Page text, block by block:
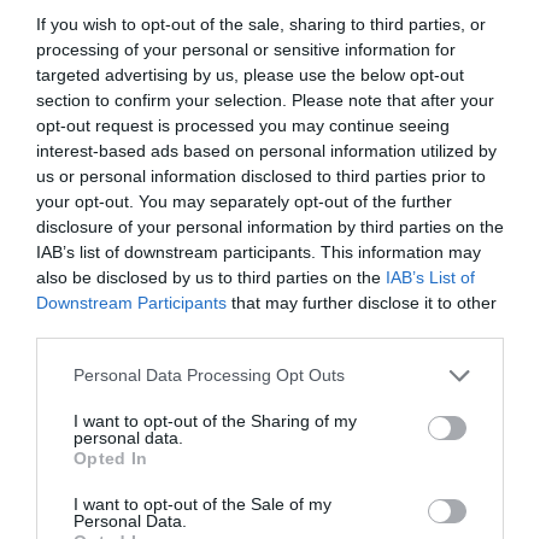
If you wish to opt-out of the sale, sharing to third parties, or
processing of your personal or sensitive information for
targeted advertising by us, please use the below opt-out
section to confirm your selection. Please note that after your
opt-out request is processed you may continue seeing
interest-based ads based on personal information utilized by
us or personal information disclosed to third parties prior to
your opt-out. You may separately opt-out of the further
disclosure of your personal information by third parties on the
IAB’s list of downstream participants. This information may
also be disclosed by us to third parties on the IAB’s List of
Downstream Participants that may further disclose it to other
Please note that this website/app uses one or more Google
not limited to your visit or usage behaviour. You may click to
grant or deny consent to Google and its third-party tags to
use your data for below specified purposes in below Google
consent section.
Personal Data Processing Opt Outs
I want to opt-out of the Sharing of my
personal data.
Opted In
I want to opt-out of the Sale of my
Personal Data.
A többi B-vitaminnal együtt a B12-vitamin is segít az
elfogyasztott táplálékot energiává alakítani, amelyet
a sejtek felhasználhatnak. Emellett egészségesen
tartja a szervezet idegeit és vérsejtjeit, és segít
megelőzni a vérszegénység egy olyan típusát,
amely gyengévé és fáradttá tehet minket.
A B12-vitamin természetes módon megtalálható a
különböző állati fehérjékben, például a húsban, a
halakban és a tejtermékekben. Számos élelmiszert
élelmiszereket tartalmazó kiegyensúlyozott
étrenddel.
Vannak olyan csoportok, akiknek különösen figyelni
kell a B12-bevitelre, ők a következők: